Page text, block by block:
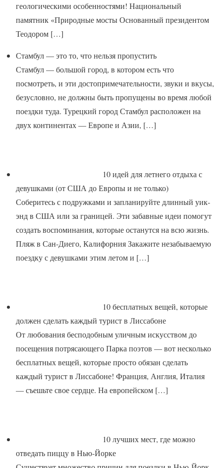
геологическими особенностями! Национальный
памятник «Природные мосты Основанный президентом
Теодором […]
Стамбул — это то, что нельзя пропустить
Стамбул — большой город, в котором есть что
посмотреть, и эти достопримечательности, звуки и вкусы,
безусловно, не должны быть пропущены во время любой
поездки туда. Турецкий город Стамбул расположен на
двух континентах — Европе и Азии, […]
10 идей для летнего отдыха с
девушками (от США до Европы и не только)
Соберитесь с подружками и запланируйте длинный уик-
энд в США или за границей. Эти забавные идеи помогут
создать воспоминания, которые останутся на всю жизнь.
Пляж в Сан-Диего, Калифорния Закажите незабываемую
поездку с девушками этим летом и […]
10 бесплатных вещей, которые
должен сделать каждый турист в Лиссабоне
От любования бесподобным уличным искусством до
посещения потрясающего Парка поэтов — вот несколько
бесплатных вещей, которые просто обязан сделать
каждый турист в Лиссабоне! Франция, Англия, Италия
— съешьте свое сердце. На европейском […]
10 лучших мест, где можно
отведать пиццу в Нью-Йорке